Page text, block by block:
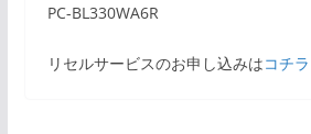
PC-BL330WA6R
リセルサービスのお申し込みはコチラ